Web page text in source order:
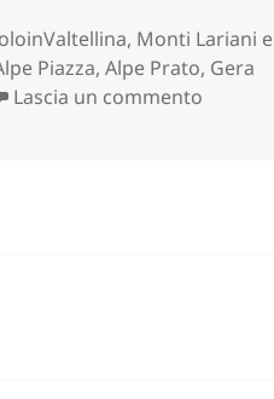
, Monti Lariani e
Piazza,Alpe Prato, Gera
Lascia un commento